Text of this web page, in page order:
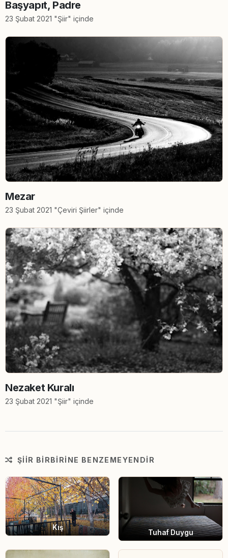
Başyapıt, Padre
23 Şubat 2021 "Şiir" içinde
Mezar
23 Şubat 2021 "Çeviri Şiirler" içinde
Nezaket Kuralı
23 Şubat 2021 "Şiir" içinde
ŞIIR BIRBIRINE BENZEMEYENDIR
Kış
Tuhaf Duygu